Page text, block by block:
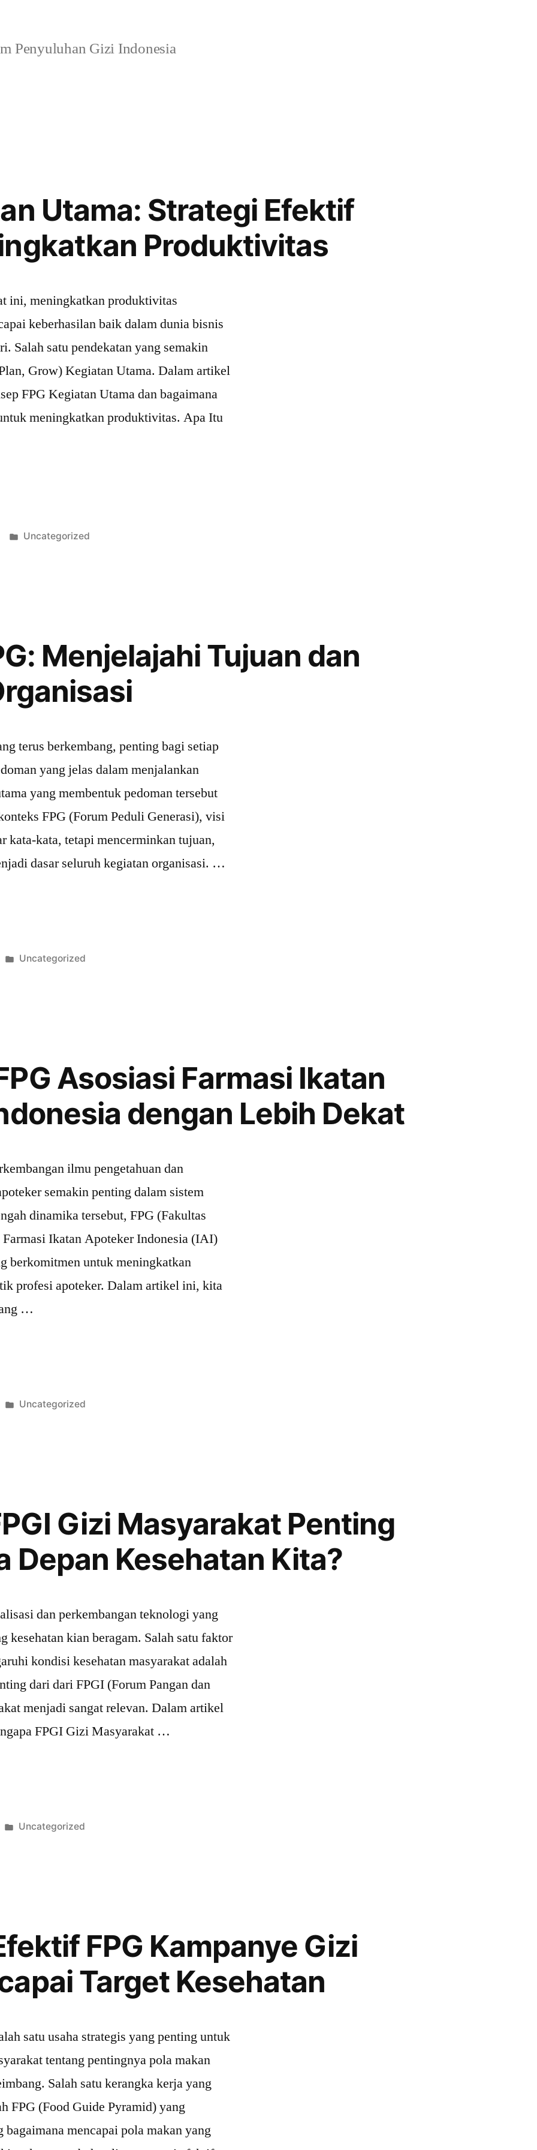
Penyuluhan Gizi Indonesia
Utama: Strategi Efektif
Produktivitas
ini, meningkatkan produktivitas
keberhasilan baik dalam dunia bisnis
Salah satu pendekatan yang semakin
Grow) Kegiatan Utama. Dalam artikel
FPG Kegiatan Utama dan bagaimana
meningkatkan produktivitas. Apa Itu
Posted
Uncategorized
Menjelajahi Tujuan dan
terus berkembang, penting bagi setiap
yang jelas dalam menjalankan
yang membentuk pedoman tersebut
FPG (Forum Peduli Generasi), visi
kata-kata, tetapi mencerminkan tujuan,
dasar seluruh kegiatan organisasi. …
Posted
Uncategorized
Asosiasi Farmasi Ikatan
dengan Lebih Dekat
ilmu pengetahuan dan
semakin penting dalam sistem
dinamika tersebut, FPG (Fakultas
Ikatan Apoteker Indonesia (IAI)
berkomitmen untuk meningkatkan
profesi apoteker. Dalam artikel ini, kita
…
Posted
Uncategorized
Gizi Masyarakat Penting
Depan Kesehatan Kita?
dan perkembangan teknologi yang
kesehatan kian beragam. Salah satu faktor
kondisi kesehatan masyarakat adalah
dari dari FPGI (Forum Pangan dan
menjadi sangat relevan. Dalam artikel
FPGI Gizi Masyarakat …
Posted
Uncategorized
FPG Kampanye Gizi
Target Kesehatan
satu usaha strategis yang penting untuk
tentang pentingnya pola makan
Salah satu kerangka kerja yang
FPG (Food Guide Pyramid) yang
mencapai pola makan yang